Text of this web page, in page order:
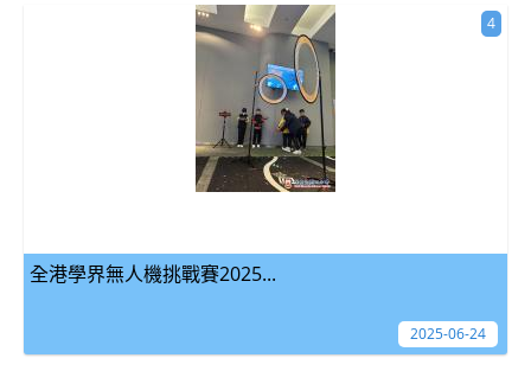
全港學界無人機挑戰賽2025...
4
2025-06-24